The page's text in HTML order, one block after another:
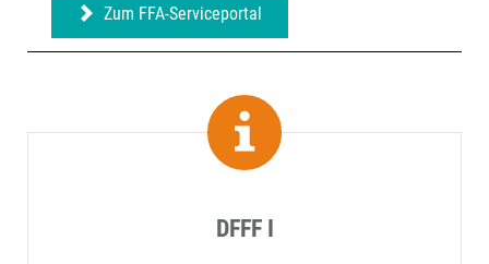
Zum FFA-Serviceportal
DFFF I